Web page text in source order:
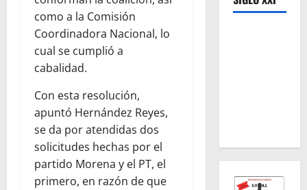
como a la Comisión
Coordinadora Nacional, lo
cual se cumplió a
cabalidad.
Con esta resolución,
apuntó Hernández Reyes,
se da por atendidas dos
solicitudes hechas por el
partido Morena y el PT, el
primero, en razón de que